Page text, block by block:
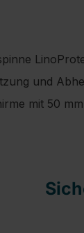
und
mit 50